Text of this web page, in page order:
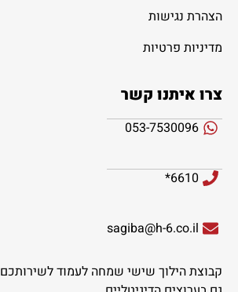
הצהרת נגישות
מדיניות פרטיות
צרו איתנו קשר
053-7530096
6610*
sagiba@h-6.co.il
קבוצת הילוך שישי שמחה לעמוד לשירותכם